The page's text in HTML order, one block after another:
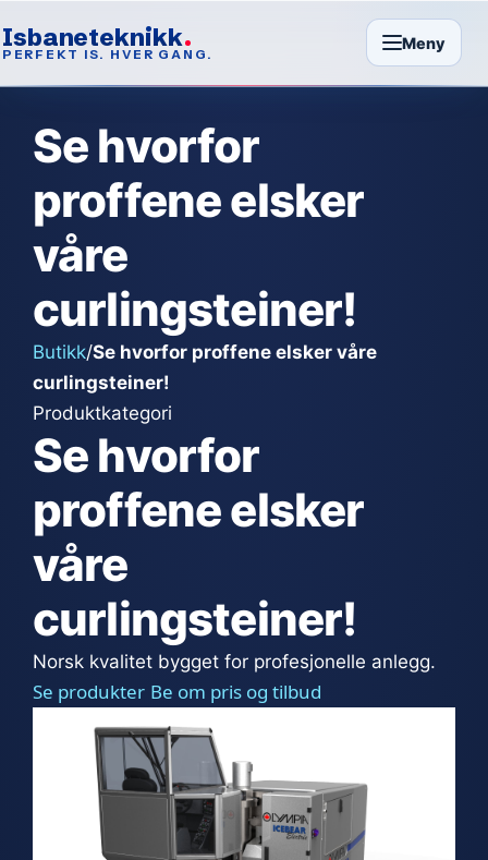
Isbaneteknikk
PERFEKT IS. HVER GANG.
Meny
Se hvorfor
proffene elsker
våre
curlingsteiner!
Butikk/Se hvorfor proffene elsker våre
curlingsteiner!
Produktkategori
Se hvorfor
proffene elsker
våre
curlingsteiner!
Norsk kvalitet bygget for profesjonelle anlegg.
Se produkter Be om pris og tilbud